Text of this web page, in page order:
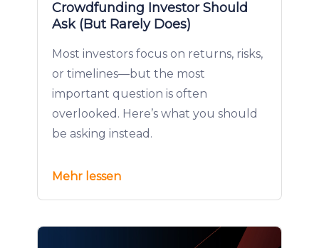
Crowdfunding Investor Should
Ask (But Rarely Does)
Most investors focus on returns, risks,
or timelines—but the most
important question is often
overlooked. Here’s what you should
be asking instead.
Mehr lessen